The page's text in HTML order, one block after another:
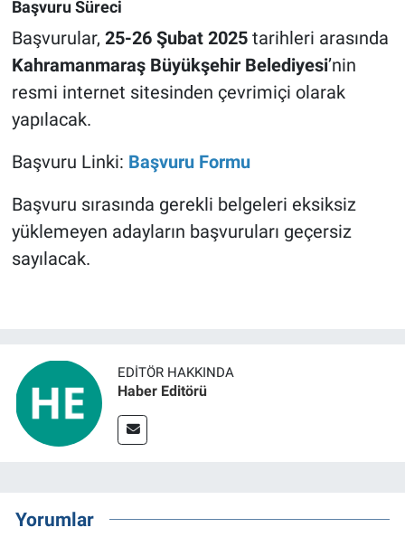
Başvuru Süreci
Başvurular, 25-26 Şubat 2025tarihleri arasında
Kahramanmaraş Büyükşehir Belediyesi’nin
resmi internet sitesinden çevrimiçi olarak
yapılacak.
Başvuru Linki: Başvuru Formu
Başvuru sırasında gerekli belgeleri eksiksiz
yüklemeyen adayların başvuruları geçersiz
sayılacak.
EDITÖR HAKKINDA
Haber Editörü
Yorumlar